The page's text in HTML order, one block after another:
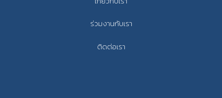
ร่วมงานกับเรา
ติดต่อเรา